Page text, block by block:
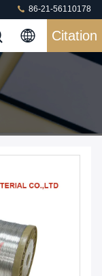
86-21-56110178
Citation